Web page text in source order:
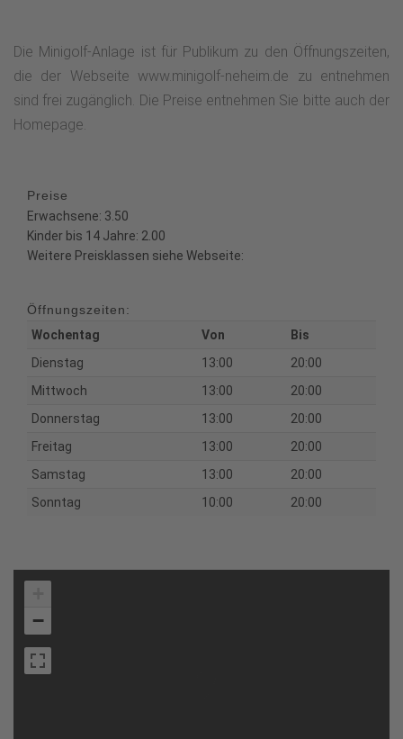
Die Minigolf-Anlage ist für Publikum zu den Öffnungszeiten,
die der Webseite www.minigolf-neheim.de zu entnehmen
sind frei zugänglich. Die Preise entnehmen Sie bitte auch der
Homepage.
Preise
Erwachsene: 3.50
Kinder bis 14 Jahre: 2.00
Weitere Preisklassen siehe Webseite:
Öffnungszeiten:
Wochentag
Von
Bis
Dienstag
13:00
20:00
Mittwoch
13:00
20:00
Donnerstag
13:00
20:00
Freitag
13:00
20:00
Samstag
13:00
20:00
Sonntag
10:00 20:00
−